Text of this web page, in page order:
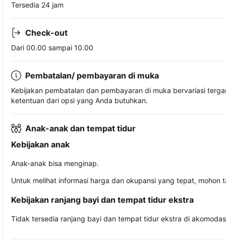
Tersedia 24 jam
Check-out
Dari 00.00 sampai 10.00
Pembatalan/ pembayaran di muka
Kebijakan pembatalan dan pembayaran di muka bervariasi
ketentuan dari opsi yang Anda butuhkan.
Anak-anak dan tempat tidur
Kebijakan anak
Anak-anak bisa menginap.
Untuk melihat informasi harga dan okupansi yang tepat,
Kebijakan ranjang bayi dan tempat tidur ekstra
Tidak tersedia ranjang bayi dan tempat tidur ekstra di